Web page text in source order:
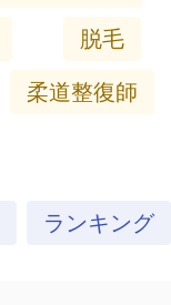
脱毛
柔道整復師
ランキング